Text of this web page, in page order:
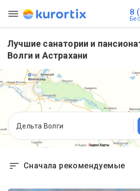
8
Лучшие санатории и
Волги и Астрахани
Дельта Волги
Сначала рекомендуемые